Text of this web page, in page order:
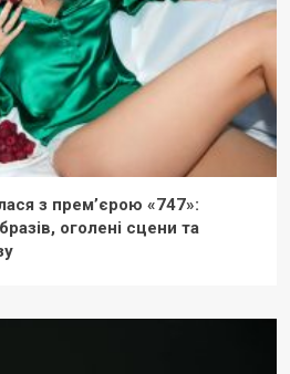
з прем’єрою «747»:
оголені сцени та